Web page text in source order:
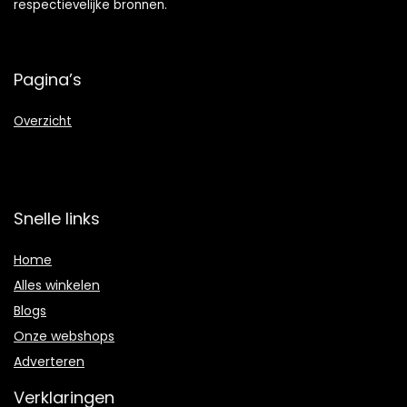
respectievelijke bronnen.
Pagina’s
Overzicht
Snelle links
Home
Alles winkelen
Blogs
Onze webshops
Adverteren
Verklaringen